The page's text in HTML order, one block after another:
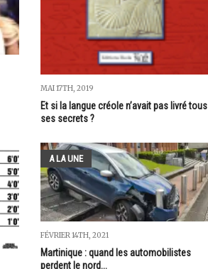
MAI 17TH, 2019
Et si la langue créole n’avait pas livré tous
ses secrets ?
A LA UNE
FÉVRIER 14TH, 2021
Martinique : quand les automobilistes
perdent le nord...